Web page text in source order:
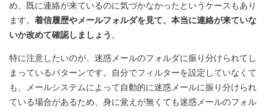
め、既に連絡が来ているのに気づかなかったというケースもあり
ます。 着信履歴やメールフォルダを見て、本当に連絡が来ていな
いか改めて確認しましょう 。
特に注意したいのが、迷惑メールのフォルダに振り分けられてし
まっているパターンです。自分でフィルターを設定していなくて
も、メールシステムによって自動的に迷惑メールに振り分けられ
ている場合があるため、身に覚えが無くても迷惑メールのフォル